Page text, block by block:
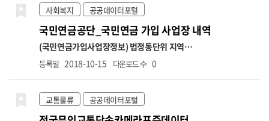
격,1.5ℓ가격,2ℓ가격,2.5ℓ가격,3ℓ가격,5ℓ가
격,10ℓ가격,20ℓ가격,30ℓ가격,50ℓ가격,60ℓ가
격,75ℓ가격,100ℓ가격,120ℓ가격,125ℓ가격,관
리부서명,관리부서전화번호
사회복지 공공데이터포털
국민연금공단_국민연금 가입 사업장 내역
(국민연금가입사업장정보) 법정동단위 지역별,
국민연금 가입 사업장 정보* 제공 범위: 가입자
수 3인 이상 법인사업장, 가입자 수 10인 이상
설명○ 자료생성년월 → 자격마감일(사유발생
일이 속하는 달의 다음달 15일)까지 신고분 반
등록일 2018-10-15 다운로드 수 0
교통물류 공공데이터포털